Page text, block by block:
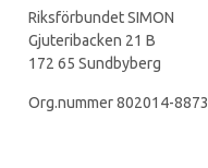
Riksförbundet SIMON
Gjuteribacken 21 B
172 65 Sundbyberg
Org.nummer 802014-8873